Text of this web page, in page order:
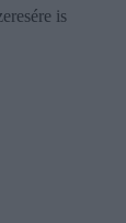
is